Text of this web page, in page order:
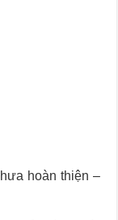
hoàn thiện –